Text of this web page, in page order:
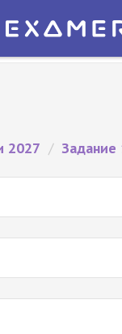
— ЕГЭ 2027
2027 / Задание